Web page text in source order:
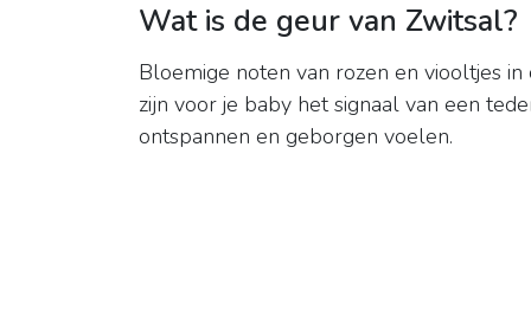
Wat is de geur van Zwitsal?
Bloemige noten van rozen en viooltjes
zijn voor je baby het signaal van een
ontspannen en geborgen voelen.